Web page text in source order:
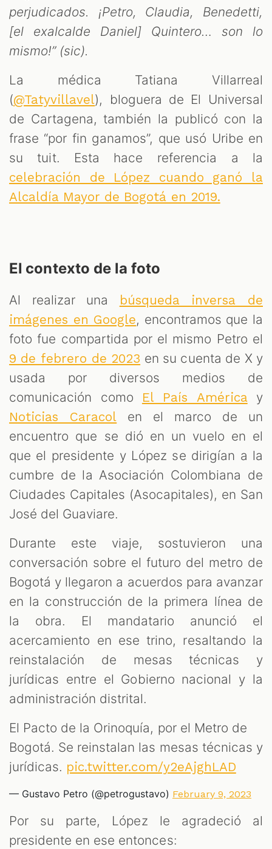
perjudicados. ¡Petro, Claudia, Benedetti,
[el exalcalde Daniel] Quintero… son lo
mismo!” (sic).
La médica Tatiana Villarreal
(@Tatyvillavel), bloguera de El Universal
de Cartagena, también la publicó con la
frase “por fin ganamos”, que usó Uribe en
su tuit. Esta hace referencia a la
celebración de López cuando ganó la
Alcaldía Mayor de Bogotá en 2019.
El contexto de la foto
Al realizar una
búsqueda inversa de
imágenes en Google, encontramos que la
foto fue compartida por el mismo Petro el
9 de febrero de 2023 en su cuenta de X y
usada por diversos medios de
comunicación como
El País Américay
Noticias Caracol en el marco de un
encuentro que se dió en un vuelo en el
que el presidente y López se dirigían a la
cumbre de la Asociación Colombiana de
Ciudades Capitales (Asocapitales), en San
José del Guaviare.
Durante este viaje, sostuvieron una
conversación sobre el futuro del metro de
Bogotá y llegaron a acuerdos para avanzar
en la construcción de la primera línea de
la obra. El mandatario anunció el
acercamiento en ese trino, resaltando la
reinstalación de mesas técnicas y
jurídicas entre el Gobierno nacional y la
administración distrital.
El Pacto de la Orinoquía, por el Metro de
Bogotá. Se reinstalan las mesas técnicas y
jurídicas. pic.twitter.com/y2eAjghLAD
— Gustavo Petro (@petrogustavo) February 9, 2023
Por su parte, López le agradeció al
presidente en ese entonces: